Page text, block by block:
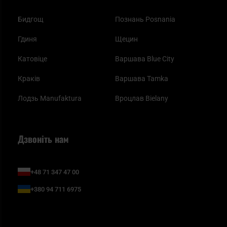
Бидгощ
Гдиня
Катовіце
Краків
Лодзь Manufaktura
Познань Posnania
Щецин
Варшава Blue City
Варшава Tamka
Вроцлав Bielany
Дзвоніть нам
+48 71 347 47 00
+380 94 711 6975